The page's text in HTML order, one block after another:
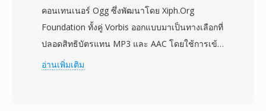
กมัลติมีเดียมาตรฐาน รูปแบบนี้ยังถอดรหัสได้อย่างมี
ประสิทธิภาพ ไม่ต้องการการคลายการบีบอัดและใช้
นั้น ไฟล์ SNDT ทำหน้าที่เป็นองค์ประกอบพื้นฐาน
คอนเทนเนอร์ Ogg ซึ่งพัฒนาโดย Xiph.Org
Foundation ทั้งคู่ Vorbis ออกแบบมาเป็นทางเลือกที่
ปลอดสิทธิบัตรแทน MP3 และ AAC โดยใช้การเข้า
รหัส modified discrete cosine transform
อ่านเพิ่มเติม